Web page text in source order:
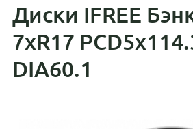
Диски IFREE
7xR17
DIA60.1